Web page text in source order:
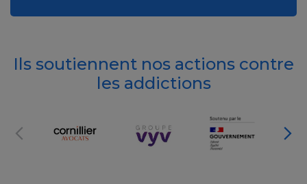
Ils soutiennent nos actions contre
les addictions